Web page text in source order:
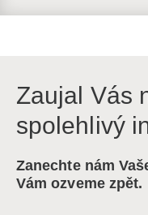
Zaujal Vás
spolehlivý
Zanechte nám
Vám ozveme zpět.